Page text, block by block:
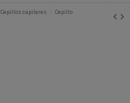
Cepillos capilares
Cepillo